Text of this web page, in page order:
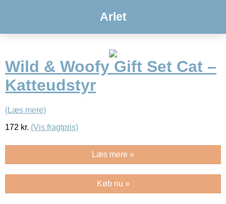
Arlet
Wild & Woofy Gift Set Cat –
Katteudstyr
(Læs mere)
172 kr. (Vis fragtpris)
Læs mere »
Køb nu »